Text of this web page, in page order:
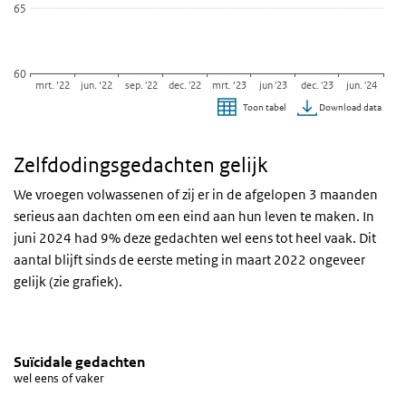
60
65
mrt. ’22 jun. ‘22 sep. '22 dec. '22 mrt. ’23 jun '23 dec. '23 jun. '24
Toon tabel Download data
Zelfdodingsgedachten gelijk
We vroegen volwassenen of zij er in de afgelopen 3 maanden
serieus aan dachten om een eind aan hun leven te maken. In
juni 2024 had 9% deze gedachten wel eens tot heel vaak. Dit
aantal blijft sinds de eerste meting in maart 2022 ongeveer
gelijk (zie grafiek).
Suïcidale gedachten
Sla de grafiek 'Suïcidale gedachten' over en ga naar de datatabel
Suïcidale gedachten
Lijn grafiek met 8 data punten.
Suïcidale gedachten
wel eens of vaker